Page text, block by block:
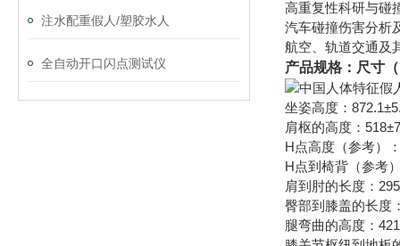
注水配重假人/塑胶水人
全自动开口闪点测试仪
高重复性科研与碰
汽车碰撞伤害分析
航空、轨道交通及
产品规格：尺寸
坐姿高度：
肩枢的高度：
H点高度（参考）
H点到椅背（参考
肩到肘的长度：
臀部到膝盖的长度
腿弯曲的高度：